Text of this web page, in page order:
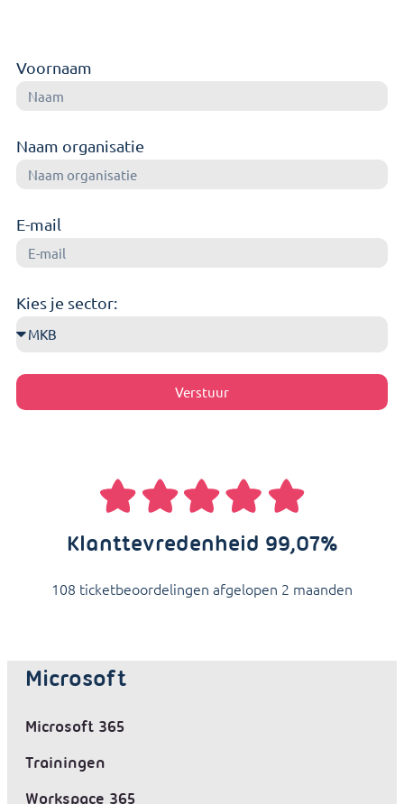
Voornaam
Naam organisatie
E-mail
Kies je sector:
Verstuur
Klanttevredenheid 99,07%
108 ticketbeoordelingen afgelopen 2 maanden
Microsoft
Microsoft 365
Trainingen
Workspace 365